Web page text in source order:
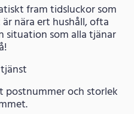
fram tidsluckor som
nära ert hushåll, ofta
situation som alla tjänar
och storlek